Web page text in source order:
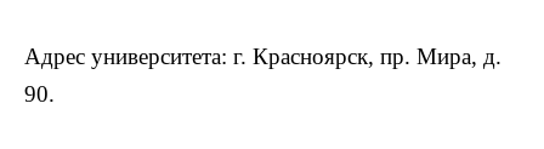
Адрес университета: г. Красноярск, пр. Мира, д.
90.